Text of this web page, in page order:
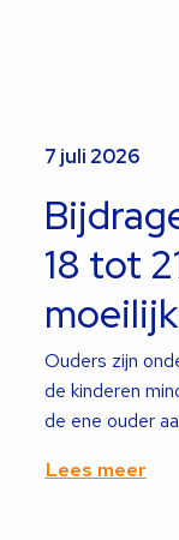
7 juli 2026
18 tot
moeilijk
Ouders zijn
de kinderen
de ene ouder
Lees meer